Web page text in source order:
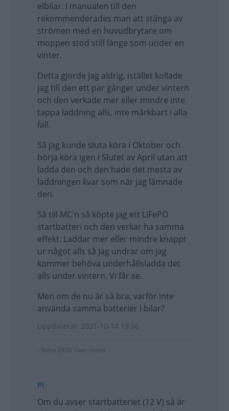
elbilar. I manualen till den
rekommenderades man att stänga av
strömen med en huvudbrytare om
moppen stod still länge som under en
vinter.
Detta gjorde jag aldrig, istället kollade
jag till den ett par gånger under vintern
och den verkade mer eller mindre inte
tappa laddning alls, inte märkbart i alla
fall.
Så jag kunde sluta köra i Oktober och
börja köra igen i Slutet av April utan att
ladda den och den hade det mesta av
laddningen kvar som när jag lämnade
den.
Så till MC'n så köpte jag ett LiFePO
startbatteri och den verkar ha samma
effekt. Laddar mer eller mindre knappt
ur något alls så jag undrar om jag
kommer behöva underhållsladda det
alls under vintern. Vi får se.
Men om de nu är så bra, varför inte
använda samma batterier i bilar?
Uppdaterat: 2021-10-14 19:56
- Volvo EX30 Twin motor
Pi
Om du avser startbatteriet (12 V) så är